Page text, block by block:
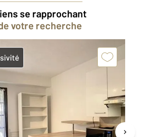
se rapprochant
votre recherche